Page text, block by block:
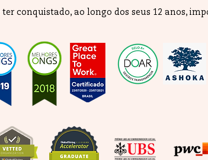
ter conquistado, ao longo dos seus 12 anos,